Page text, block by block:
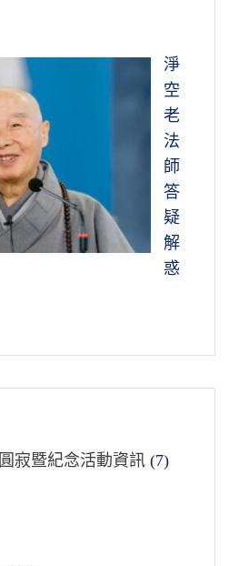
淨
空
老
法
師
答
疑
解
惑
寂暨紀念活動資訊 (7)